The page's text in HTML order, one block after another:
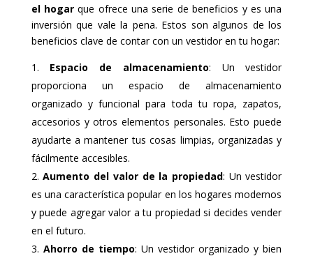
el hogar que ofrece una serie de beneficios y es una
inversión que vale la pena. Estos son algunos de los
beneficios clave de contar con un vestidor en tu hogar:
Espacio de almacenamiento: Un vestidor
proporciona un espacio de almacenamiento
organizado y funcional para toda tu ropa, zapatos,
accesorios y otros elementos personales. Esto puede
ayudarte a mantener tus cosas limpias, organizadas y
fácilmente accesibles.
Aumento del valor de la propiedad: Un vestidor
es una característica popular en los hogares modernos
y puede agregar valor a tu propiedad si decides vender
en el futuro.
Ahorro de tiempo: Un vestidor organizado y bien